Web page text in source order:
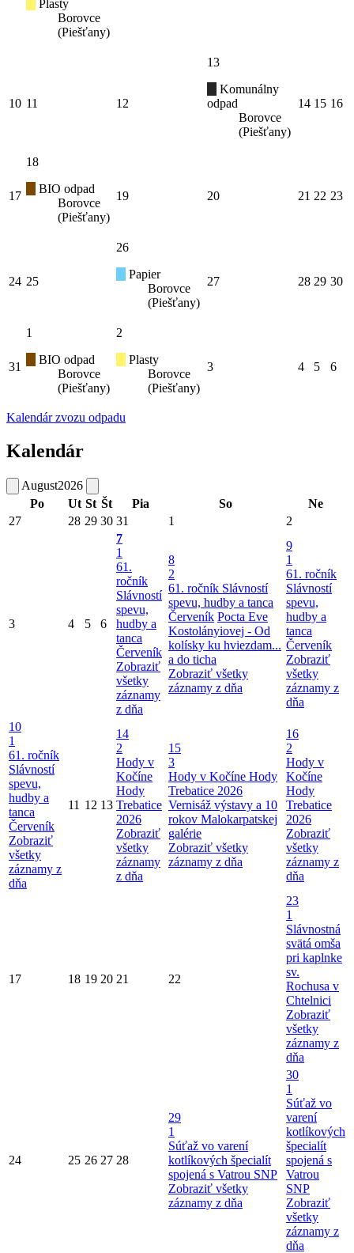
Plasty
Borovce
(Piešťany)
10 11 12
13
Komunálny
odpad
Borovce
(Piešťany)
14 15 16
17
18
BIO odpad
Borovce
(Piešťany)
19 20 21 22 23
24 25
26
Papier
Borovce
(Piešťany)
27 28 29 30
31
1
BIO odpad
Borovce
(Piešťany)
2
Plasty
Borovce
(Piešťany)
3 4 5 6
Kalendár zvozu odpadu
Kalendár
August2026
Po
Ut St Št Pia So
Ne
27
28 29 30 31 1 2
3 4 5 6
7
1
61.
ročník
Slávností
spevu,
hudby a
tanca
Červeník
Zobraziť
všetky
záznamy
z dňa
8
2
61. ročník Slávností
spevu, hudby a tanca
Červeník Pocta Eve
Kostolányiovej - Od
kolísky ku hviezdam...
a do ticha
Zobraziť všetky
záznamy z dňa
9
1
61. ročník
Slávností
spevu,
hudby a
tanca
Červeník
Zobraziť
všetky
záznamy z
dňa
10
1
61. ročník
Slávností
spevu,
hudby a
tanca
Červeník
Zobraziť
všetky
záznamy z
dňa
11 12 13
14
2
Hody v
Kočíne
Hody
Trebatice
2026
Zobraziť
všetky
záznamy
z dňa
15
3
Hody v Kočíne Hody
Trebatice 2026
Vernisáž výstavy a 10
rokov Malokarpatskej
galérie
Zobraziť všetky
záznamy z dňa
16
2
Hody v
Kočíne
Hody
Trebatice
2026
Zobraziť
všetky
záznamy z
dňa
17 18 19 20 21 22
23
1
Slávnostná
svätá omša
pri kaplnke
sv.
Rochusa v
Chtelnici
Zobraziť
všetky
záznamy z
dňa
24 25 26 27 28
29
1
Súťaž vo varení
kotlíkových špecialít
spojená s Vatrou SNP
Zobraziť všetky
záznamy z dňa
30
1
Súťaž vo
varení
kotlíkových
špecialít
spojená s
Vatrou
SNP
Zobraziť
všetky
záznamy z
dňa